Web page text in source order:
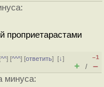
проприетарастами
^^] [^^^] [ответить][↓]
–1
+ / –
минуса: